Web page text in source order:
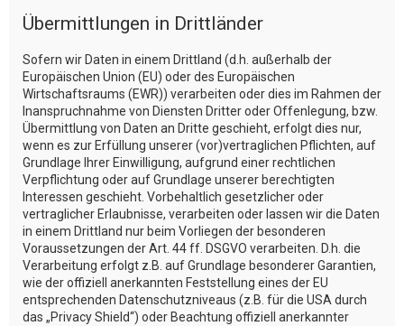
Übermittlungen in Drittländer
Sofern wir Daten in einem Drittland (d.h. außerhalb der
Europäischen Union (EU) oder des Europäischen
Wirtschaftsraums (EWR)) verarbeiten oder dies im Rahmen der
Inanspruchnahme von Diensten Dritter oder Offenlegung, bzw.
Übermittlung von Daten an Dritte geschieht, erfolgt dies nur,
wenn es zur Erfüllung unserer (vor)vertraglichen Pflichten, auf
Grundlage Ihrer Einwilligung, aufgrund einer rechtlichen
Verpflichtung oder auf Grundlage unserer berechtigten
Interessen geschieht. Vorbehaltlich gesetzlicher oder
vertraglicher Erlaubnisse, verarbeiten oder lassen wir die Daten
in einem Drittland nur beim Vorliegen der besonderen
Voraussetzungen der Art. 44 ff. DSGVO verarbeiten. D.h. die
Verarbeitung erfolgt z.B. auf Grundlage besonderer Garantien,
wie der offiziell anerkannten Feststellung eines der EU
entsprechenden Datenschutzniveaus (z.B. für die USA durch
das „Privacy Shield“) oder Beachtung offiziell anerkannter